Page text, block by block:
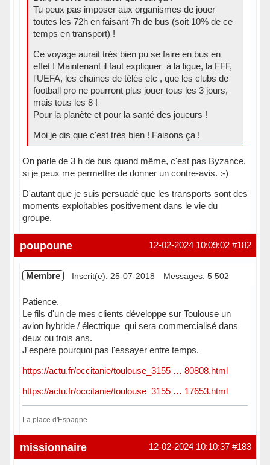
Tu peux pas imposer aux organismes de jouer
toutes les 72h en faisant 7h de bus (soit 10% de ce
temps en transport) !
Ce voyage aurait très bien pu se faire en bus en
effet ! Maintenant il faut expliquer à la ligue, la FFF,
l'UEFA, les chaines de télés etc , que les clubs de
football pro ne pourront plus jouer tous les 3 jours,
mais tous les 8 !
Pour la planète et pour la santé des joueurs !
Moi je dis que c'est très bien ! Faisons ça !
On parle de 3 h de bus quand même, c'est pas Byzance,
si je peux me permettre de donner un contre-avis. :-)
D'autant que je suis persuadé que les transports sont des
moments exploitables positivement dans le vie du
groupe.
Hors ligne #182
12-02-2024 10:09:02
poupoune
Membre Inscrit(e): 25-07-2018 Messages: 5 502
Patience.
Le fils d'un de mes clients développe sur Toulouse un
avion hybride / électrique qui sera commercialisé dans
deux ou trois ans.
J'espère pourquoi pas l'essayer entre temps.
https://actu.fr/occitanie/toulouse_3155 … 80808.html
https://actu.fr/occitanie/toulouse_3155 … 17653.html
La place d'Espagne
Hors ligne #183
12-02-2024 10:10:37
missionnaire